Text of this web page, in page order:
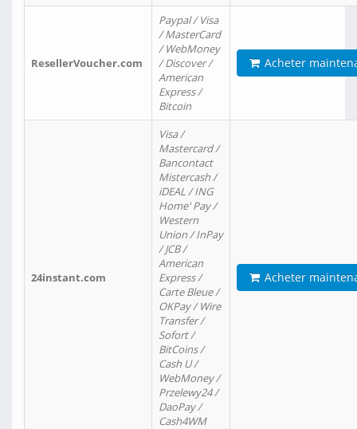
ResellerVoucher.com
Paypal / Visa
/ MasterCard
/ WebMoney
/ Discover /
American
Express /
Bitcoin
Acheter
24instant.com
Visa /
Mastercard /
Bancontact
Mistercash /
iDEAL / ING
Home' Pay /
Western
Union / InPay
/ JCB /
American
Express /
Carte Bleue /
OKPay / Wire
Transfer /
Sofort /
BitCoins /
Cash U /
WebMoney /
Przelewy24 /
DaoPay /
Cash4WM
Acheter